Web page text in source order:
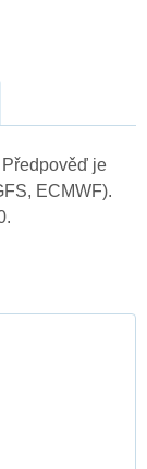
je
ECMWF).